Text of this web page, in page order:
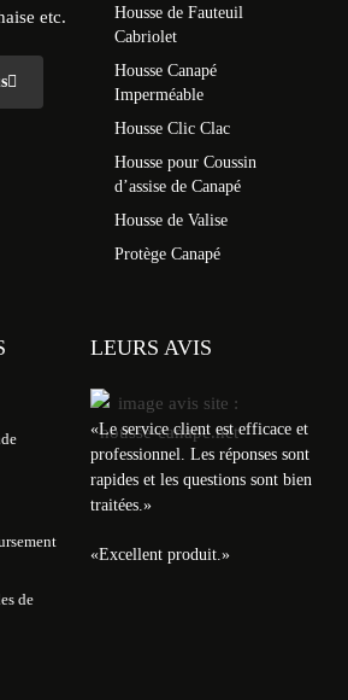
etc.
Housse de Fauteuil
Cabriolet
Housse Canapé
Imperméable
Housse Clic Clac
Housse pour Coussin
d’assise de Canapé
Housse de Valise
Protège Canapé
de
LEURS AVIS
«Le service client est efficace et
professionnel. Les réponses sont
rapides et les questions sont bien
traitées. »
«Excellent produit. »